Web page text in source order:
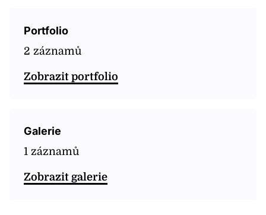
Portfolio
2 záznamů
Zobrazit portfolio
Galerie
1 záznamů
Zobrazit galerie